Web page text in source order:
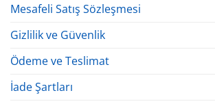
Mesafeli Satış Sözleşmesi
Gizlilik ve Güvenlik
Ödeme ve Teslimat
İade Şartları